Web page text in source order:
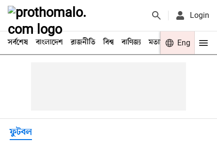
Login
সর্বশেষ বাংলাদেশ রাজনীতি বিশ্ব বাণিজ্য মতামত খেলা
Eng
ফুটবল